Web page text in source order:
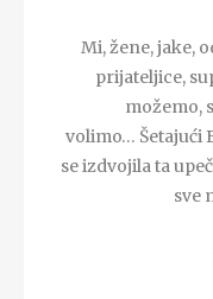
Mi, žene, jake,
prijateljice,
možemo,
volimo… Šetajući
se izdvojila ta
sve